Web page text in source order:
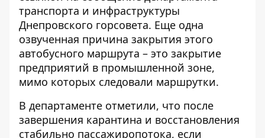
транспорта и инфраструктуры
Днепровского горсовета. Еще одна
озвученная причина закрытия этого
автобусного маршрута – это закрытие
предприятий в промышленной зоне,
мимо которых следовали маршрутки.
В департаменте отметили, что после
завершения карантина и восстановления
стабильно пассажиропотока, если